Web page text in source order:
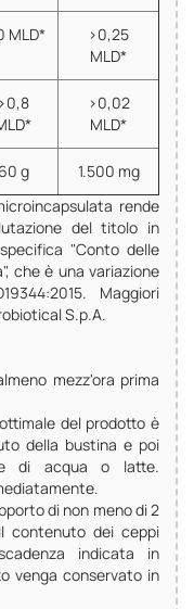
MLD*
>0,25
MLD*
>0,8
>0,02
MLD*
60 g
1.500 mg
rende
del titolo in
"Conto delle
che è una variazione
Maggiori
S.p.A.
mezz'ora prima
del prodotto è
della bustina e poi
di acqua o latte.
di non meno di 2
contenuto dei ceppi
indicata in
venga conservato in